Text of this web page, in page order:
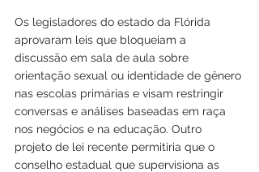
Os legisladores do estado da Flórida
aprovaram leis que bloqueiam a
discussão em sala de aula sobre
orientação sexual ou identidade de gênero
nas escolas primárias e visam restringir
conversas e análises baseadas em raça
nos negócios e na educação. Outro
projeto de lei recente permitiria que o
conselho estadual que supervisiona as